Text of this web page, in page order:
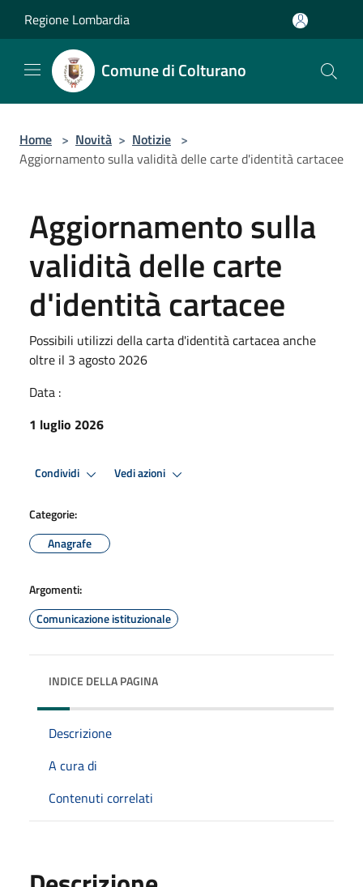
Regione Lombardia
Comune di Colturano
Home > Novità > Notizie >
Aggiornamento sulla validità delle carte d'identità cartacee
Aggiornamento sulla
validità delle carte
d'identità cartacee
Possibili utilizzi della carta d'identità cartacea anche
oltre il 3 agosto 2026
Data :
1 luglio 2026
Condividi Vedi azioni
Categorie:
Anagrafe
Argomenti:
Comunicazione istituzionale
INDICE DELLA PAGINA
Descrizione
A cura di
Contenuti correlati